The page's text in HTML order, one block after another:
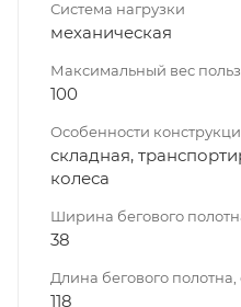
Система нагрузки
механическая
Максимальный вес
100
Особенности
складная,
колеса
Ширина бегового
38
Длина бегового полотна,
118